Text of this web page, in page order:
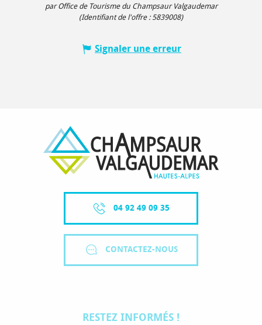
par Office de Tourisme du Champsaur Valgaudemar
(Identifiant de l'offre : 5839008)
Signaler une erreur
04 92 49 09 35
CONTACTEZ-NOUS
RESTEZ INFORMÉS !